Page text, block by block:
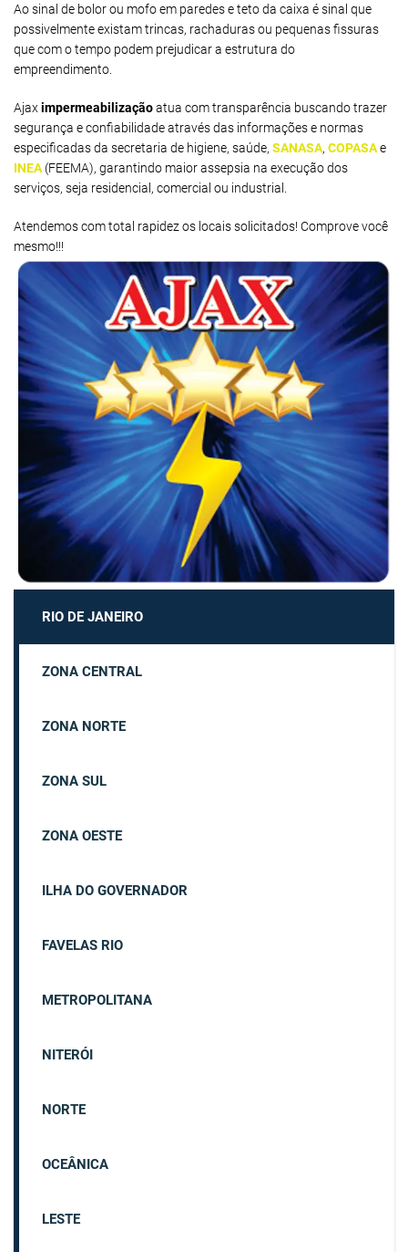
Ao sinal de bolor ou mofo em paredes e teto da caixa é sinal que
possivelmente existam trincas, rachaduras ou pequenas fissuras
que com o tempo podem prejudicar a estrutura do
empreendimento.
Ajaximpermeabilizaçãoatua com transparência buscando trazer
segurança e confiabilidade através das informações e normas
especificadas da secretaria de higiene, saúde, SANASA, COPASAe
INEA (FEEMA), garantindo maior assepsia na execução dos
serviços, seja residencial, comercial ou industrial.
Atendemos com total rapidez os locais solicitados! Comprove você
mesmo!!!
RIO DE JANEIRO
ZONA CENTRAL
ZONA NORTE
ZONA SUL
ZONA OESTE
ILHA DO GOVERNADOR
FAVELAS RIO
METROPOLITANA
NITERÓI
NORTE
OCEÂNICA
LESTE